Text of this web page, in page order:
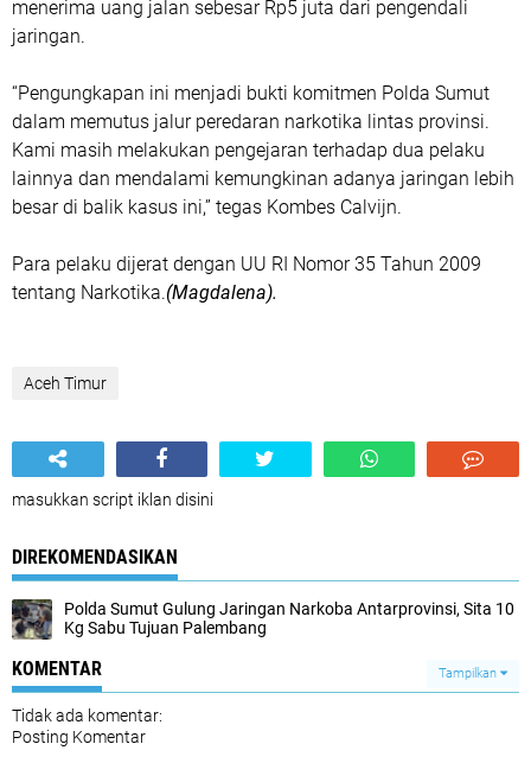
menerima uang jalan sebesar Rp5 juta dari pengendali
jaringan.
“Pengungkapan ini menjadi bukti komitmen Polda Sumut
dalam memutus jalur peredaran narkotika lintas provinsi.
Kami masih melakukan pengejaran terhadap dua pelaku
lainnya dan mendalami kemungkinan adanya jaringan lebih
besar di balik kasus ini,” tegas Kombes Calvijn.
Para pelaku dijerat dengan UU RI Nomor 35 Tahun 2009
tentang Narkotika.(Magdalena).
Aceh Timur
masukkan script iklan disini
DIREKOMENDASIKAN
Polda Sumut Gulung Jaringan Narkoba Antarprovinsi, Sita 10
Kg Sabu Tujuan Palembang
KOMENTAR Tampilkan
Tidak ada komentar:
Posting Komentar